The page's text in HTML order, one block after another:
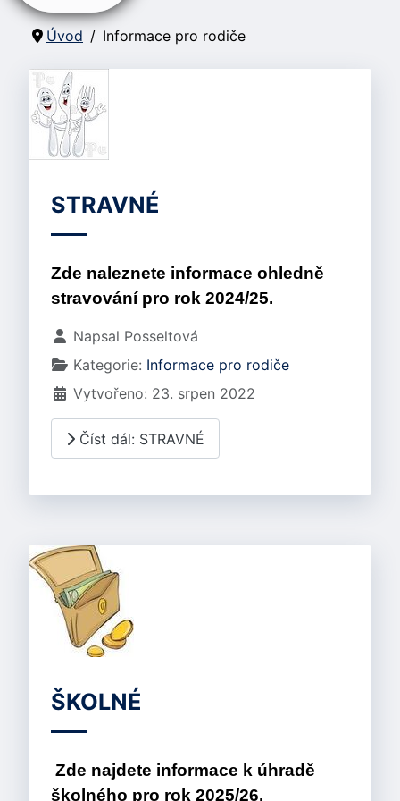
Úvod Informace pro rodiče
STRAVNÉ
Zde naleznete informace ohledně
stravování pro rok 2024/25.
Základní údaje
Napsal Posseltová
Kategorie: Informace pro rodiče
Vytvořeno: 23. srpen 2022
Číst dál: STRAVNÉ
ŠKOLNÉ
Zde najdete informace k úhradě
školného pro rok 2025/26.